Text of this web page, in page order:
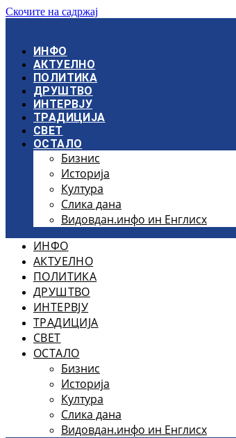
Скочите на садржај
ИНФО
АКТУЕЛНО
ПОЛИТИКА
ДРУШТВО
ИНТЕРВЈУ
ТРАДИЦИЈА
СВЕТ
ОСТАЛО
Бизнис
Историја
Култура
Слика дана
Видовдан.инфо ин Енглисх
ИНФО
АКТУЕЛНО
ПОЛИТИКА
ДРУШТВО
ИНТЕРВЈУ
ТРАДИЦИЈА
СВЕТ
ОСТАЛО
Бизнис
Историја
Култура
Слика дана
Видовдан.инфо ин Енглисх